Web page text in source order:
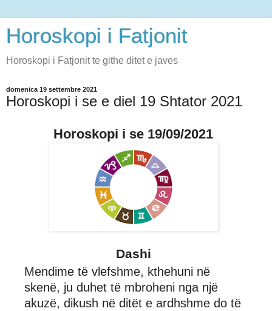
Horoskopi i Fatjonit
Horoskopi i Fatjonit te githe ditet e javes
domenica 19 settembre 2021
Horoskopi i se e diel 19 Shtator 2021
Horoskopi i se 19/09/2021
Dashi
Mendime të vlefshme, kthehuni në
skenë, ju duhet të mbroheni nga një
akuzë, dikush në ditët e ardhshme do të